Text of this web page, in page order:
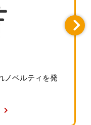
ノベルティを発